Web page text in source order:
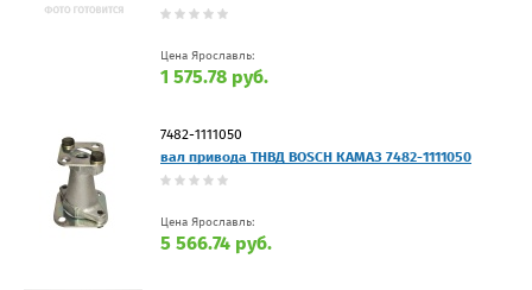
Цена Ярославль:
1 575.78 руб.
7482-1111050
вал привода ТНВД BOSCH КАМАЗ 7482-1111050
Цена Ярославль:
5 566.74 руб.